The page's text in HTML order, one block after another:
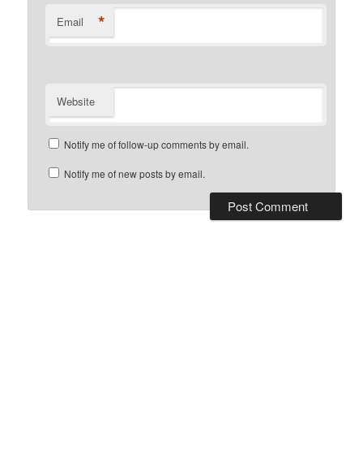
Email *
Website
Notify me of follow-up comments by email.
Notify me of new posts by email.